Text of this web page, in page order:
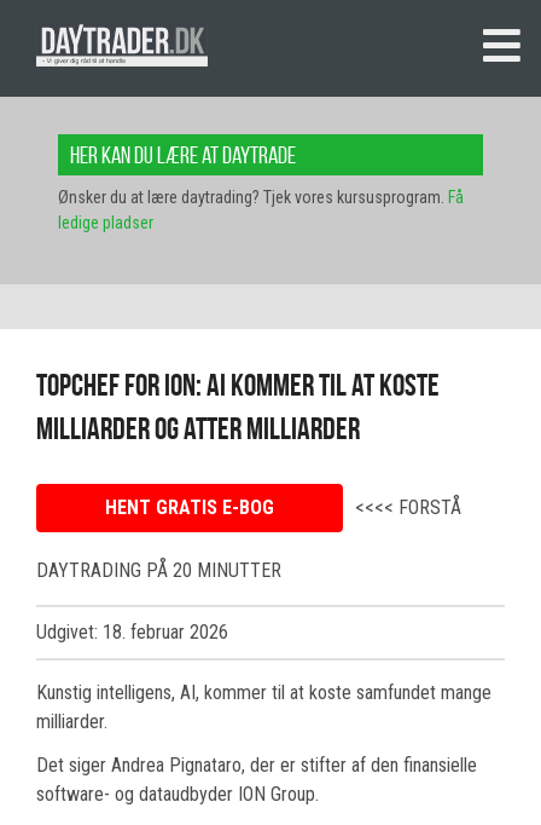
Her kan du lære at daytrade
Ønsker du at lære daytrading? Tjek vores kursusprogram. Få
ledige pladser
Topchef for ION: AI kommer til at koste
milliarder og atter milliarder
HENT GRATIS E-BOG <<<< FORSTÅ
DAYTRADING PÅ 20 MINUTTER
Udgivet: 18. februar 2026
Kunstig intelligens, AI, kommer til at koste samfundet mange
milliarder.
Det siger Andrea Pignataro, der er stifter af den finansielle
software- og dataudbyder ION Group.